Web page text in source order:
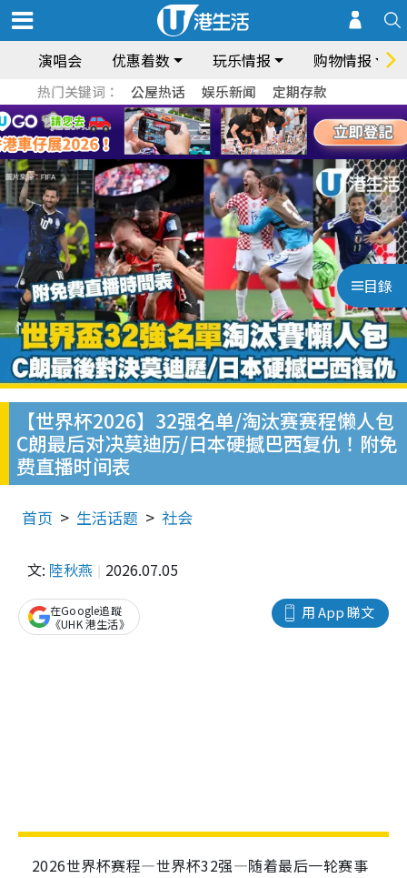
演唱会 优惠着数 玩乐情报 购物情报
热门关键词： 公屋热话 娱乐新闻 定期存款
目錄
【世界杯2026】32强名单/淘汰赛赛程懒人包
C朗最后对决莫迪历/日本硬撼巴西复仇！附免
费直播时间表
首页 生活话题 社会
文: 陸秋燕 2026.07.05
用 App 睇文
在Google追蹤
《UHK 港生活》
2026世界杯赛程—世界杯32强—随着最后一轮赛事